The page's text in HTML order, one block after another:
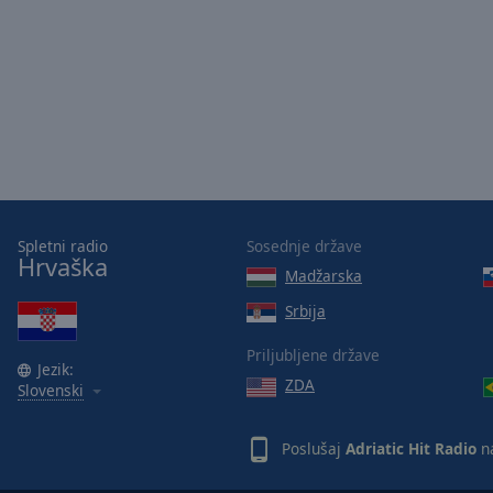
window.
Beginning
dialog
window.
will
cancel
Spletni radio
Hrvaška
Jezik:
Slovenski
Sosednje države
Madžarska
Srbija
Priljubljene države
ZDA
Poslušaj Adriatic Hit Radio